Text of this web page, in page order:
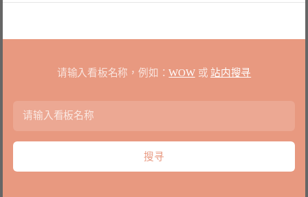
请输入看板名称，例如：WOW或 站内搜寻